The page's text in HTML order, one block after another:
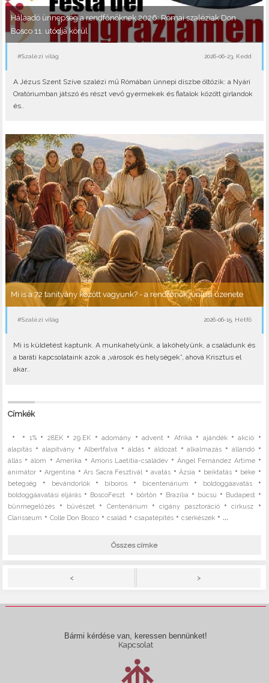
Hálaadó ünnepség a rendfőnöknek 2026: Római szaléziak Don
Bosco 11. utódja körül
#Szalézi világ 2026-06-23, Kedd
A Jézus Szent Szíve szalézi mű Rómában ünnepi díszbe öltözik: a Nyári
Oratóriumban játszó és részt vevő gyermekek és fiatalok között girlandok
és..
Mi is a 72 tanítvány között vagyunk? - a rendfőnök júniusi üzenete
#Szalézi világ 2026-06-15, Hétfő
Mi is küldetést kaptunk. A munkahelyünk, a lakóhelyünk, a családunk és
a baráti kapcsolataink azok a „városok és helységek”, ahová Krisztus el
akar..
Címkék
• • 1%• 28EK•29.EK •adomány •advent • Afrika • ajándék•akció •
alapítás • alapítvány•Albertfalva •áldás • áldozat•alkalmazás • állandó•
állás •álom • Amerika • Amoris Laetitia-családév •Ángel Fernández Artime•
animátor •Argentína •Ars Sacra Fesztivál •avatás •Ázsia • beiktatás • béke •
betegség • bevándorlók• bíboros • bicentenárium • boldoggáavatás•
boldoggáavatási eljárás • BoscoFeszt • börtön • Brazília • búcsú • Budapest•
bűnmegelőzés • bűvészet• Centenárium •cigány pasztoráció•cirkusz •
Clarisseum •Colle Don Bosco •család •csapatépítés •cserkészek • ...
Összes címke
< >
Bármi kérdése van, keressen bennünket!
Kapcsolat